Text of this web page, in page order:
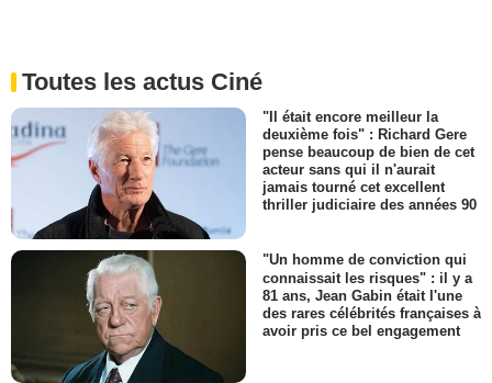
Toutes les actus Ciné
"Il était encore meilleur la
deuxième fois" : Richard Gere
pense beaucoup de bien de cet
acteur sans qui il n'aurait
jamais tourné cet excellent
thriller judiciaire des années 90
"Un homme de conviction qui
connaissait les risques" : il y a
81 ans, Jean Gabin était l'une
des rares célébrités françaises à
avoir pris ce bel engagement